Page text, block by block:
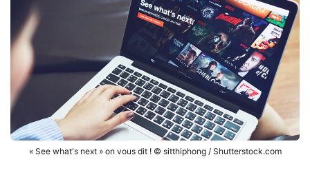
« See what's next » on vous dit ! © sitthiphong / Shutterstock.com